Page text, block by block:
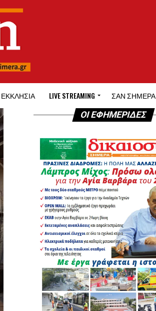
ΕΚΚΛΗΣΊΑ LIVE STREAMING ΣΑΝ ΣΉΜΕΡΑ
ΟΙ ΕΦΗΜΕΡΙΔΕΣ